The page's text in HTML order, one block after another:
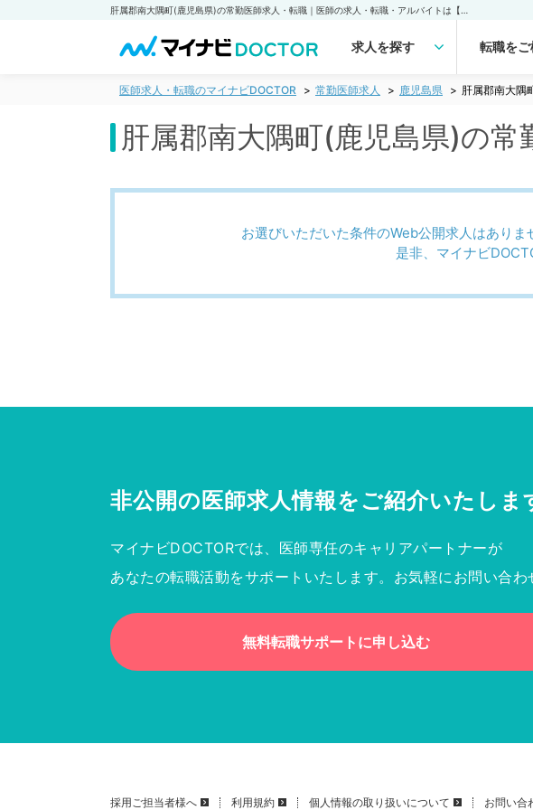
求人を探す 転職を
医師求人・転職のマイナビDOCTOR 常勤医師求人 鹿児島県 肝属郡南大隅
肝属郡南大隅町(鹿児島県)の常
お選びいただいた条件のWeb公開求人はあり
是非、マイナビ
非公開の医師求人情報をご紹介いたしま
マイナビDOCTORでは、医師専任のキャリアパートナーが
あなたの転職活動をサポートいたします。お気軽にお問い合わ
無料転職サポートに申し込む
採用ご担当者様へ 利用規約 個人情報の取り扱いについて お問い合